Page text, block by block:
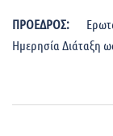
ΠΡΟΕΔΡΟΣ:
Ημερησία Διάταξη